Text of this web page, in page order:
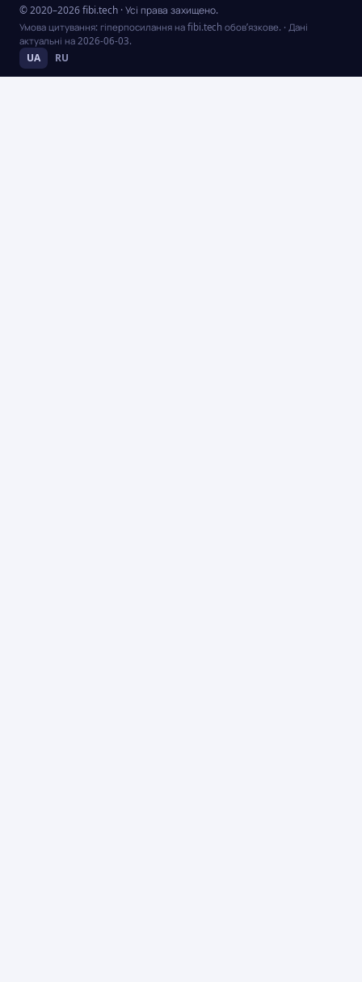
© 2020–2026 fibi.tech · Усі права захищено.
Умова цитування: гіперпосилання на fibi.tech обов’язкове. · Дані
актуальні на 2026-06-03.
UA RU